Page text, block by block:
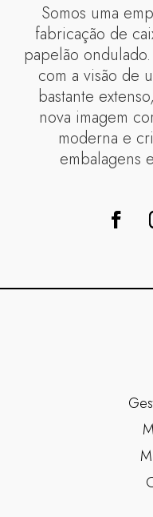
Somos uma
fabricação de
papelão
com a visão de
bastante
nova imagem
moderna e
embalagens